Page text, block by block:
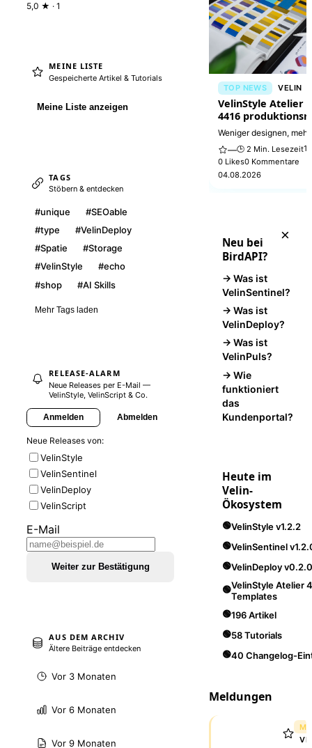
5,0 ★ · 1
MEINE LISTE
Gespeicherte Artikel & Tutorials
Meine Liste anzeigen
TAGS
Stöbern & entdecken
#unique
#SEOable
#type
#VelinDeploy
#Spatie
#Storage
#VelinStyle
#echo
#shop
#AI Skills
Mehr Tags laden
RELEASE-ALARM
Neue Releases per E-Mail —
VelinStyle, VelinScript & Co.
Anmelden Abmelden
Neue Releases von:
VelinStyle
VelinSentinel
VelinDeploy
VelinScript
E-Mail
Weiter zur Bestätigung
AUS DEM ARCHIV
Ältere Beiträge entdecken
Vor 3 Monaten
Vor 6 Monaten
Vor 9 Monaten
TOP NEWS VELIN
VelinStyle Atelier
4416
Interfaces
Weniger designen,
Das VelinStyle Atelier
kuratierte,
Interfaces, Studio-
—🕒 2 Min. Lesezeit
0 Likes0 Kommentare
04.08.2026
Neu bei
BirdAPI?
×
→ Was ist
VelinSentinel?
→ Was ist
VelinDeploy?
→ Was ist
VelinPuls?
→ Wie
funktioniert
das
Kundenportal?
Heute im
Velin-
Ökosystem
🟢VelinStyle v1.2.2
🟢VelinSentinel
🟢VelinDeploy v0.2.0
🟢VelinStyle Atelier
Templates
🟢196 Artikel
🟢58 Tutorials
🟢40 Changelog-
Meldungen